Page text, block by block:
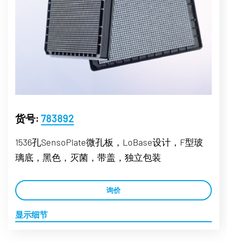
货号: 783892
1536孔SensoPlate微孔板，LoBase设计，F型玻
璃底，黑色，灭菌，带盖，独立包装
询价
显示细节